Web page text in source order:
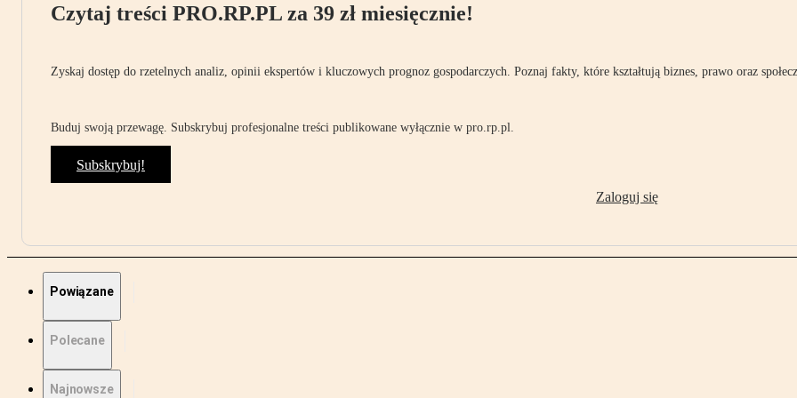
Czytaj treści PRO.RP.PL za 39 zł miesięcznie!
Zyskaj dostęp do rzetelnych analiz, opinii ekspertów i kluczowych prognoz gospodarczych. Poznaj fakty, które kształtują biznes, prawo oraz
Buduj swoją przewagę. Subskrybuj profesjonalne treści publikowane wyłącznie w pro.rp.pl.
Subskrybuj!
Zaloguj się
Powiązane
Polecane
Najnowsze